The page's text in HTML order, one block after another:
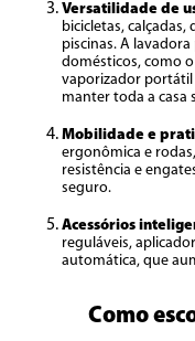
Versatilidade de
bicicletas,
piscinas. A
domésticos, como
vaporizador portátil
manter toda a casa
Mobilidade e
ergonômica e
resistência e
seguro.
Acessórios
reguláveis,
automática, que
Como